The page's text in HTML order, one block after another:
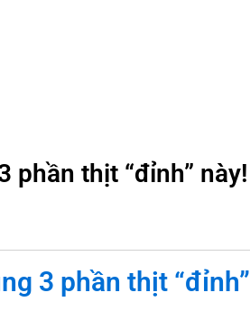
phần thịt “đỉnh” này!
3 phần thịt “đỉnh”